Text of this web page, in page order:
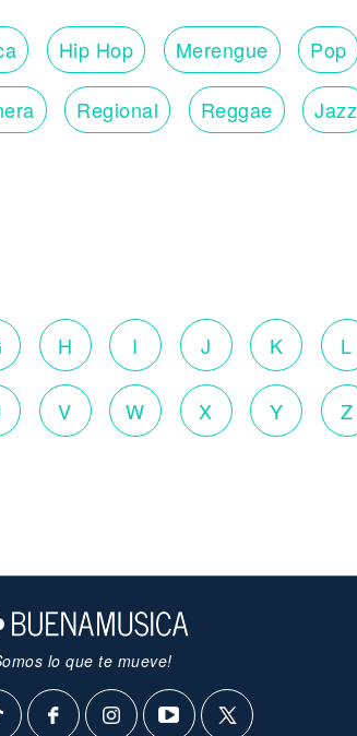
Hip Hop Merengue Pop
Regional Reggae Jazz
H I J K L
V W X Y Z
lo que te mueve!